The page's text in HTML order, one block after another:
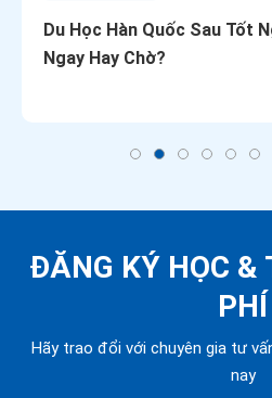
Du Học Hàn Quốc Sau Tốt
Ngay Hay Chờ?
ĐĂNG KÝ HỌC &
PHÍ
Hãy trao đổi với chuyên gia tư
nay